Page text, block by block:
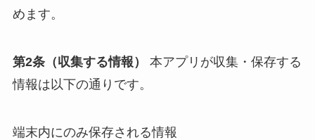
めます。
第2条（収集する情報）
本アプリが収集・保存する
情報は以下の通りです。
端末内にのみ保存される情報